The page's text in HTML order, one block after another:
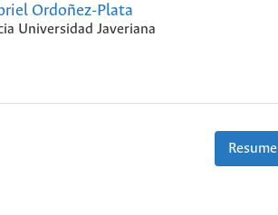
Ordoñez-Plata
Universidad Javeriana